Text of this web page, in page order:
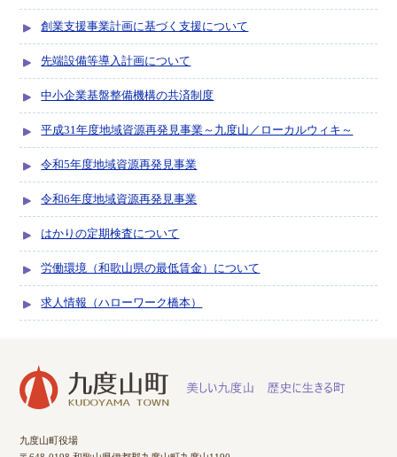
創業支援事業計画に基づく支援について
先端設備等導入計画について
中小企業基盤整備機構の共済制度
平成31年度地域資源再発見事業～­九度山／ロ­ーカルウィ­キ～
令和5年度地域資源再発見事業
令和6年度地域資源再発見事業
はかりの定期検査について
労働環境（和歌山県の最低賃金）について
求人情報（ハローワーク橋本）
九度山町役場